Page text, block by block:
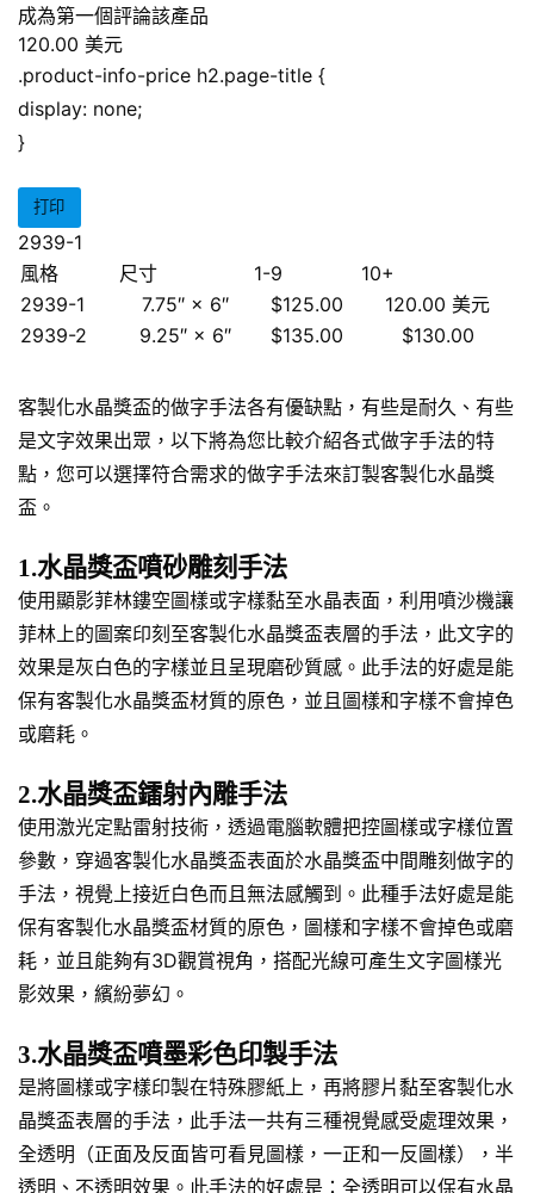
成為第一個評論該產品
120.00 美元
.product-info-price h2.page-title {
display: none;
}
打印
2939-1
風格
尺寸 1-9
10+
2939-1
7.75″ × 6″ $125.00
120.00 美元
2939-2
9.25″ × 6″ $135.00 $130.00
客製化水晶獎盃的做字手法各有優缺點，有些是耐久、有些
是文字效果出眾，以下將為您比較介紹各式做字手法的特
點，您可以選擇符合需求的做字手法來訂製客製化水晶獎
盃。
1.水晶獎盃噴砂雕刻手法
使用顯影菲林鏤空圖樣或字樣黏至水晶表面，利用噴沙機讓
菲林上的圖案印刻至客製化水晶獎盃表層的手法，此文字的
效果是灰白色的字樣並且呈現磨砂質感。此手法的好處是能
保有客製化水晶獎盃材質的原色，並且圖樣和字樣不會掉色
或磨耗。
2.水晶獎盃鐳射內雕手法
使用激光定點雷射技術，透過電腦軟體把控圖樣或字樣位置
參數，穿過客製化水晶獎盃表面於水晶獎盃中間雕刻做字的
手法，視覺上接近白色而且無法感觸到。此種手法好處是能
保有客製化水晶獎盃材質的原色，圖樣和字樣不會掉色或磨
耗，並且能夠有3D觀賞視角，搭配光線可產生文字圖樣光
影效果，繽紛夢幻。
3.水晶獎盃噴墨彩色印製手法
是將圖樣或字樣印製在特殊膠紙上，再將膠片黏至客製化水
晶獎盃表層的手法，此手法一共有三種視覺感受處理效果，
全透明（正面及反面皆可看見圖樣，一正和一反圖樣），半
透明、不透明效果。此手法的好處是：全透明可以保有水晶